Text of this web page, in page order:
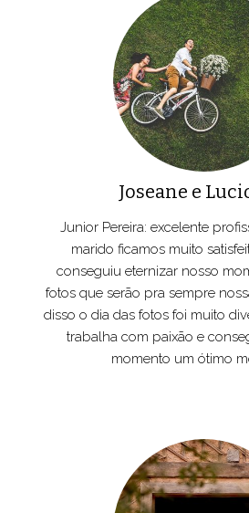
Joseane e
Junior Pereira: excelente
marido ficamos muito
conseguiu eternizar nosso
fotos que serão pra sempre
disso o dia das fotos foi muito
trabalha com paixão e
momento um ótimo